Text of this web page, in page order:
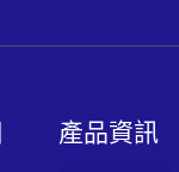
產品資訊